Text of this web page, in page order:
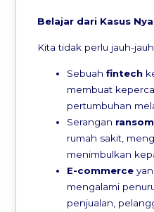
Belajar dari Kasus
Kita tidak perlu jauh-
Sebuah fintech
membuat
pertumbuhan
Serangan
rumah sakit,
menimbulkan
E-commerce
mengalami
penjualan,